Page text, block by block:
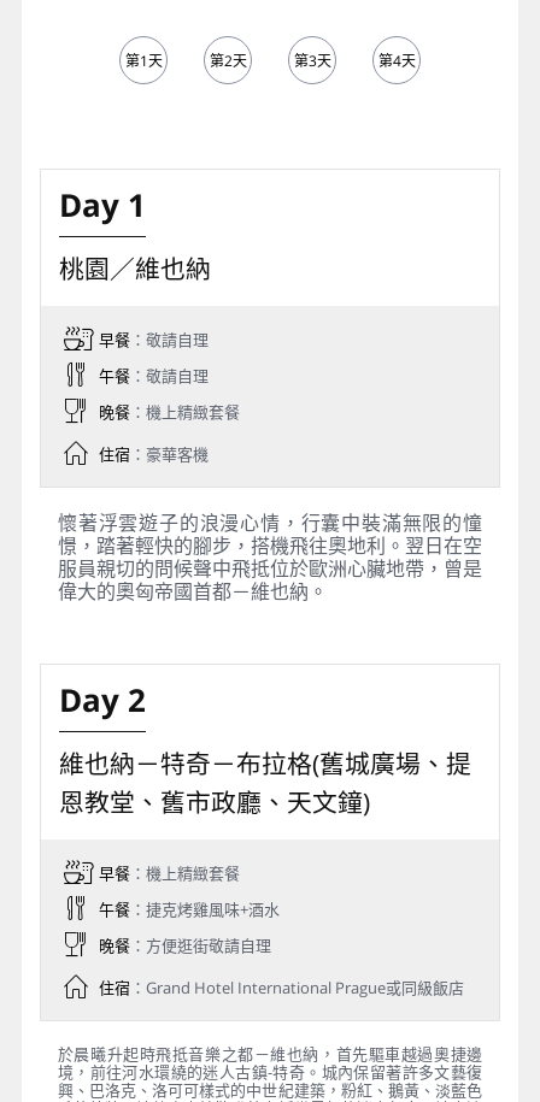
第1天 第2天 第3天 第4天
Day 1
桃園／維也納
早餐：敬請自理
午餐：敬請自理
晚餐：機上精緻套餐
住宿：豪華客機
懷著浮雲遊子的浪漫心情，行囊中裝滿無限的憧
憬，踏著輕快的腳步，搭機飛往奧地利。翌日在空
服員親切的問候聲中飛抵位於歐洲心臟地帶，曾是
偉大的奧匈帝國首都－維也納。
Day 2
維也納－特奇－布拉格(舊城廣場、提
恩教堂、舊市政廳、天文鐘)
早餐：機上精緻套餐
午餐：捷克烤雞風味+酒水
晚餐：方便逛街敬請自理
住宿：Grand Hotel International Prague或同級飯店
於晨曦升起時飛抵音樂之都－維也納，首先驅車越過奧捷邊
境，前往河水環繞的迷人古鎮-特奇。城內保留著許多文藝復
興、巴洛克、洛可可樣式的中世紀建築，粉紅、鵝黃、淡藍色